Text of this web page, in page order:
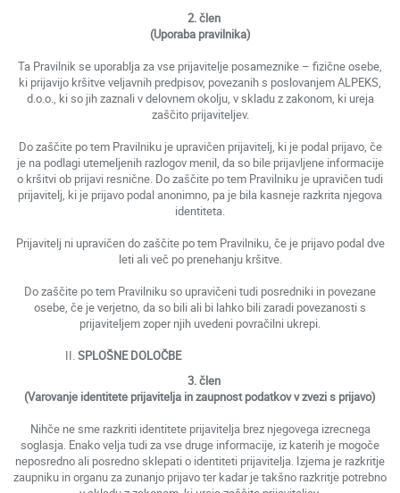
2. člen
(Uporaba pravilnika)
Ta Pravilnik se uporablja za vse prijavitelje posameznike – fizične osebe,
ki prijavijo kršitve veljavnih predpisov, povezanih s poslovanjem ALPEKS,
d.o.o., ki so jih zaznali v delovnem okolju, v skladu z zakonom, ki ureja
zaščito prijaviteljev.
Do zaščite po tem Pravilniku je upravičen prijavitelj, ki je podal prijavo, če
je na podlagi utemeljenih razlogov menil, da so bile prijavljene informacije
o kršitvi ob prijavi resnične. Do zaščite po tem Pravilniku je upravičen tudi
prijavitelj, ki je prijavo podal anonimno, pa je bila kasneje razkrita njegova
identiteta.
Prijavitelj ni upravičen do zaščite po tem Pravilniku, če je prijavo podal dve
leti ali več po prenehanju kršitve.
Do zaščite po tem Pravilniku so upravičeni tudi posredniki in povezane
osebe, če je verjetno, da so bili ali bi lahko bili zaradi povezanosti s
prijaviteljem zoper njih uvedeni povračilni ukrepi.
SPLOŠNE DOLOČBE
3. člen
(Varovanje identitete prijavitelja in zaupnost podatkov v zvezi s prijavo)
Nihče ne sme razkriti identitete prijavitelja brez njegovega izrecnega
soglasja. Enako velja tudi za vse druge informacije, iz katerih je mogoče
neposredno ali posredno sklepati o identiteti prijavitelja. Izjema je razkritje
zaupniku in organu za zunanjo prijavo ter kadar je takšno razkritje potrebno